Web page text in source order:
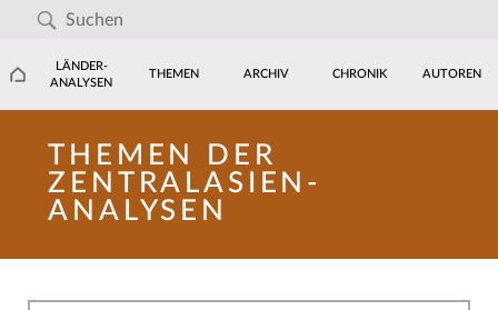
LÄNDER-
ANALYSEN
THEMEN ARCHIV CHRONIK AUTOREN
THEMEN DER
ZENTRALASIEN-
ANALYSEN